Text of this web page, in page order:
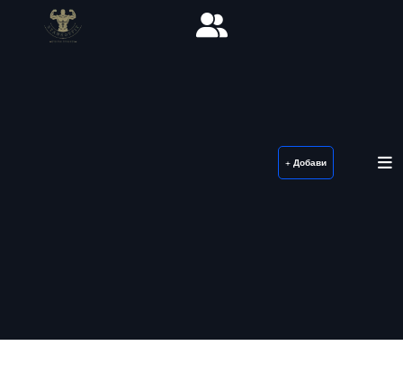
+ Добави